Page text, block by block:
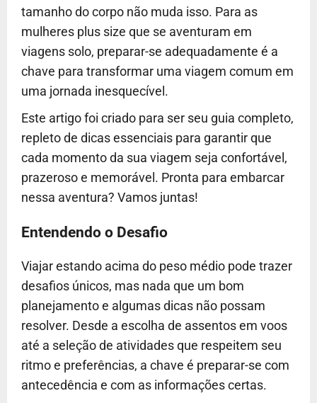
tamanho do corpo não muda isso. Para as
mulheres plus size que se aventuram em
viagens solo, preparar-se adequadamente é a
chave para transformar uma viagem comum em
uma jornada inesquecível.
Este artigo foi criado para ser seu guia completo,
repleto de dicas essenciais para garantir que
cada momento da sua viagem seja confortável,
prazeroso e memorável. Pronta para embarcar
nessa aventura? Vamos juntas!
Entendendo o Desafio
Viajar estando acima do peso médio pode trazer
desafios únicos, mas nada que um bom
planejamento e algumas dicas não possam
resolver. Desde a escolha de assentos em voos
até a seleção de atividades que respeitem seu
ritmo e preferências, a chave é preparar-se com
antecedência e com as informações certas.